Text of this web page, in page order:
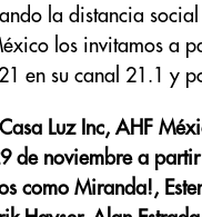
la distancia
los invitamos a
en su canal 21.1 y
Luz Inc, AHF
de noviembre a
como Miranda!,